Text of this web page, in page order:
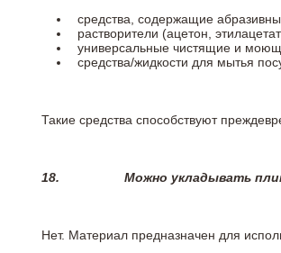
средства, содержащие
растворители (ацетон,
универсальные чистящие и
средства/жидкости для мытья
Такие средства способствуют
18. Можно укладывать
Нет. Материал предназначен для